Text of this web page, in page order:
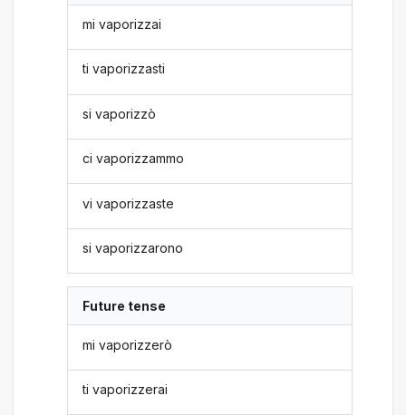
mi vaporizzai
ti vaporizzasti
si vaporizzò
ci vaporizzammo
vi vaporizzaste
si vaporizzarono
Future tense
mi vaporizzerò
ti vaporizzerai